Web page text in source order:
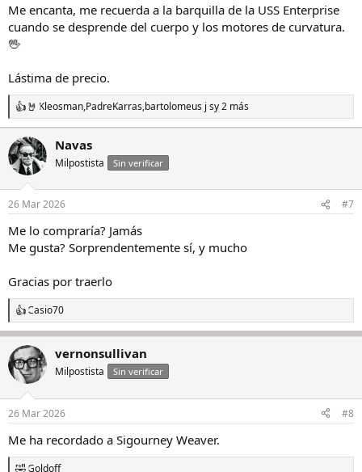
Me encanta, me recuerda a la barquilla de la USS Enterprise
cuando se desprende del cuerpo y los motores de curvatura.
🖖
Lástima de precio.
R
e
a
c
c
i
o
n
e
s
Kleosman,PadreKarras,bartolomeus j sy 2 más
Navas
Milpostista Sin verificar
26 Mar 2026 #7
Me lo compraría? Jamás
Me gusta? Sorprendentemente sí, y mucho
Gracias por traerlo
R
e
c
c
i
e
:
Casio70
vernonsullivan
Milpostista Sin verificar
26 Mar 2026 #8
Me ha recordado a Sigourney Weaver.
Goldoff